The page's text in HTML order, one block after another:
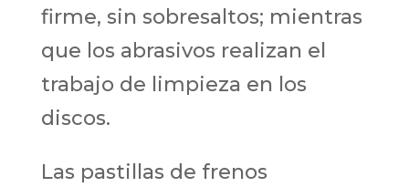
firme, sin sobresaltos; mientras
que los abrasivos realizan el
trabajo de limpieza en los
discos.
Las pastillas de frenos